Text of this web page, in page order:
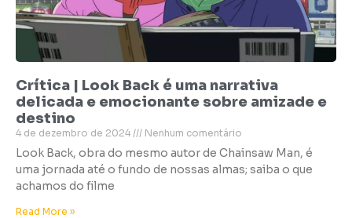
Crítica | Look Back é uma narrativa
delicada e emocionante sobre amizade e
destino
4 de dezembro de 2024 Nenhum comentário
Look Back, obra do mesmo autor de Chainsaw Man, é
uma jornada até o fundo de nossas almas; saiba o que
achamos do filme
Read More »